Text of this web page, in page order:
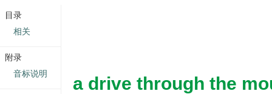
a drive through the
目录
相关
附录
音标说明